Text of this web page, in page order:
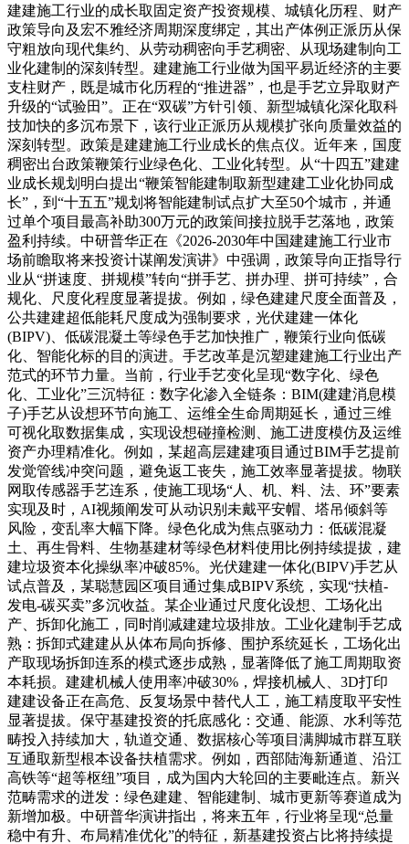
建建施工行业的成长取固定资产投资规模、城镇化历程、财产
政策导向及宏不雅经济周期深度绑定，其出产体例正派历从保
守粗放向现代集约、从劳动稠密向手艺稠密、从现场建制向工
业化建制的深刻转型。建建施工行业做为国平易近经济的主要
支柱财产，既是城市化历程的“推进器”，也是手艺立异取财产
升级的“试验田”。正在“双碳”方针引领、新型城镇化深化取科
技加快的多沉布景下，该行业正派历从规模扩张向质量效益的
深刻转型。政策是建建施工行业成长的焦点仪。近年来，国度
稠密出台政策鞭策行业绿色化、工业化转型。从“十四五”建建
业成长规划明白提出“鞭策智能建制取新型建建工业化协同成
长”，到“十五五”规划将智能建制试点扩大至50个城市，并通
过单个项目最高补助300万元的政策间接拉脱手艺落地，政策
盈利持续。中研普华正在《2026-2030年中国建建施工行业市
场前瞻取将来投资计谋阐发演讲》中强调，政策导向正指导行
业从“拼速度、拼规模”转向“拼手艺、拼办理、拼可持续”，合
规化、尺度化程度显著提拔。例如，绿色建建尺度全面普及，
公共建建超低能耗尺度成为强制要求，光伏建建一体化
(BIPV)、低碳混凝土等绿色手艺加快推广，鞭策行业向低碳
化、智能化标的目的演进。手艺改革是沉塑建建施工行业出产
范式的环节力量。当前，行业手艺变化呈现“数字化、绿色
化、工业化”三沉特征：数字化渗入全链条：BIM(建建消息模
子)手艺从设想环节向施工、运维全生命周期延长，通过三维
可视化取数据集成，实现设想碰撞检测、施工进度模仿及运维
资产办理精准化。例如，某超高层建建项目通过BIM手艺提前
发觉管线冲突问题，避免返工丧失，施工效率显著提拔。物联
网取传感器手艺连系，使施工现场“人、机、料、法、环”要素
实现及时，AI视频阐发可从动识别未戴平安帽、塔吊倾斜等
风险，变乱率大幅下降。绿色化成为焦点驱动力：低碳混凝
土、再生骨料、生物基建材等绿色材料使用比例持续提拔，建
建垃圾资本化操纵率冲破85%。光伏建建一体化(BIPV)手艺从
试点普及，某聪慧园区项目通过集成BIPV系统，实现“扶植-
发电-碳买卖”多沉收益。某企业通过尺度化设想、工场化出
产、拆卸化施工，同时削减建建垃圾排放。工业化建制手艺成
熟：拆卸式建建从从体布局向拆修、围护系统延长，工场化出
产取现场拆卸连系的模式逐步成熟，显著降低了施工周期取资
本耗损。建建机械人使用率冲破30%，焊接机械人、3D打印
建建设备正在高危、反复场景中替代人工，施工精度取平安性
显著提拔。保守基建投资的托底感化：交通、能源、水利等范
畴投入持续加大，轨道交通、数据核心等项目满脚城市群互联
互通取新型根本设备扶植需求。例如，西部陆海新通道、沿江
高铁等“超等枢纽”项目，成为国内大轮回的主要毗连点。新兴
范畴需求的迸发：绿色建建、智能建制、城市更新等赛道成为
新增加极。中研普华演讲指出，将来五年，行业将呈现“总量
稳中有升、布局精准优化”的特征，新基建投资占比将持续提